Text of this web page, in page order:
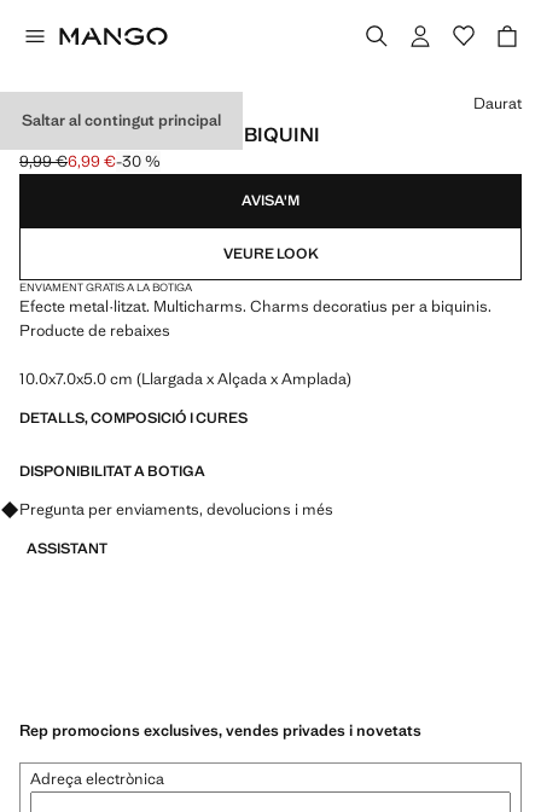
Saltar al contingut principal
CHARMS DECORATIUS BIQUINI
Preu inicial ratllat [9,99 € ]
9,99 €
Preu actual [6,99 € ]
6,99 €-30 %
Selecciona un color
Daurat
AVISA'M
VEURE LOOK
ENVIAMENT GRATIS A LA BOTIGA
Efecte metal·litzat. Multicharms. Charms decoratius per a biquinis.
Producte de rebaixes
10.0x7.0x5.0 cm (Llargada x Alçada x Amplada)
DETALLS, COMPOSICIÓ I CURES
DISPONIBILITAT A BOTIGA
Pregunta per enviaments, devolucions i més
ASSISTANT
Rep promocions exclusives, vendes privades i novetats
Adreça electrònica